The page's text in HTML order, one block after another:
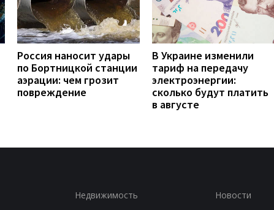
Россия наносит удары
по Бортницкой станции
аэрации: чем грозит
повреждение
В Украине изменили
тариф на передачу
электроэнергии:
сколько будут платить
в августе
Недвижимость Новости